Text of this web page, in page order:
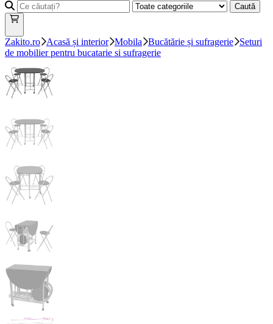
Caută
Zakito.ro Acasă și interior Mobila Bucătărie și sufragerie
Seturi
de mobilier pentru bucatarie si sufragerie